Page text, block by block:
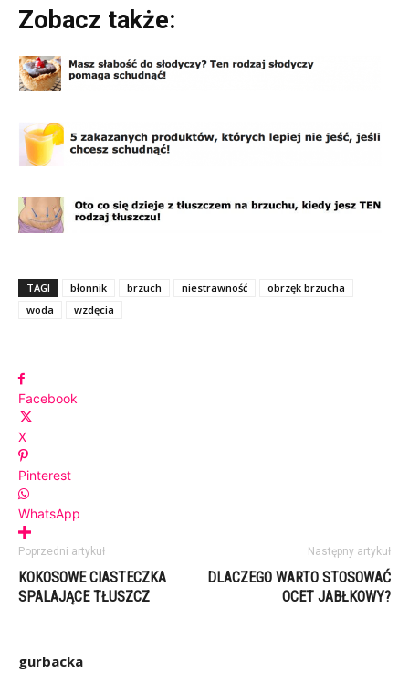
Zobacz także:
TAGI błonnik brzuch niestrawność
obrzęk brzucha
woda
wzdęcia
Facebook
X
Pinterest
WhatsApp
Poprzedni artykuł
KOKOSOWE CIASTECZKA
SPALAJĄCE TŁUSZCZ
Następny artykuł
DLACZEGO WARTO STOSOWAĆ
OCET JABŁKOWY?
gurbacka